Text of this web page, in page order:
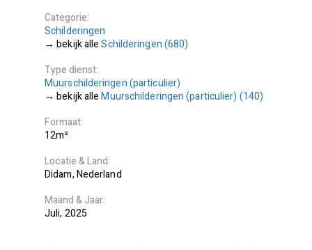
Categorie
Schilderingen
Schilderingen (680)
Type dienst
Muurschilderingen (particulier)
Muurschilderingen (particulier) (140)
Formaat
12m²
Locatie
Land
Didam Nederland
Maand
Jaar
Juli 2025